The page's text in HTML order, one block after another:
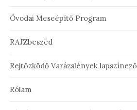
Óvodai Meseépítő Program
RAJZbeszéd
Rejtőzködő Varázslények lapszínező
Rólam